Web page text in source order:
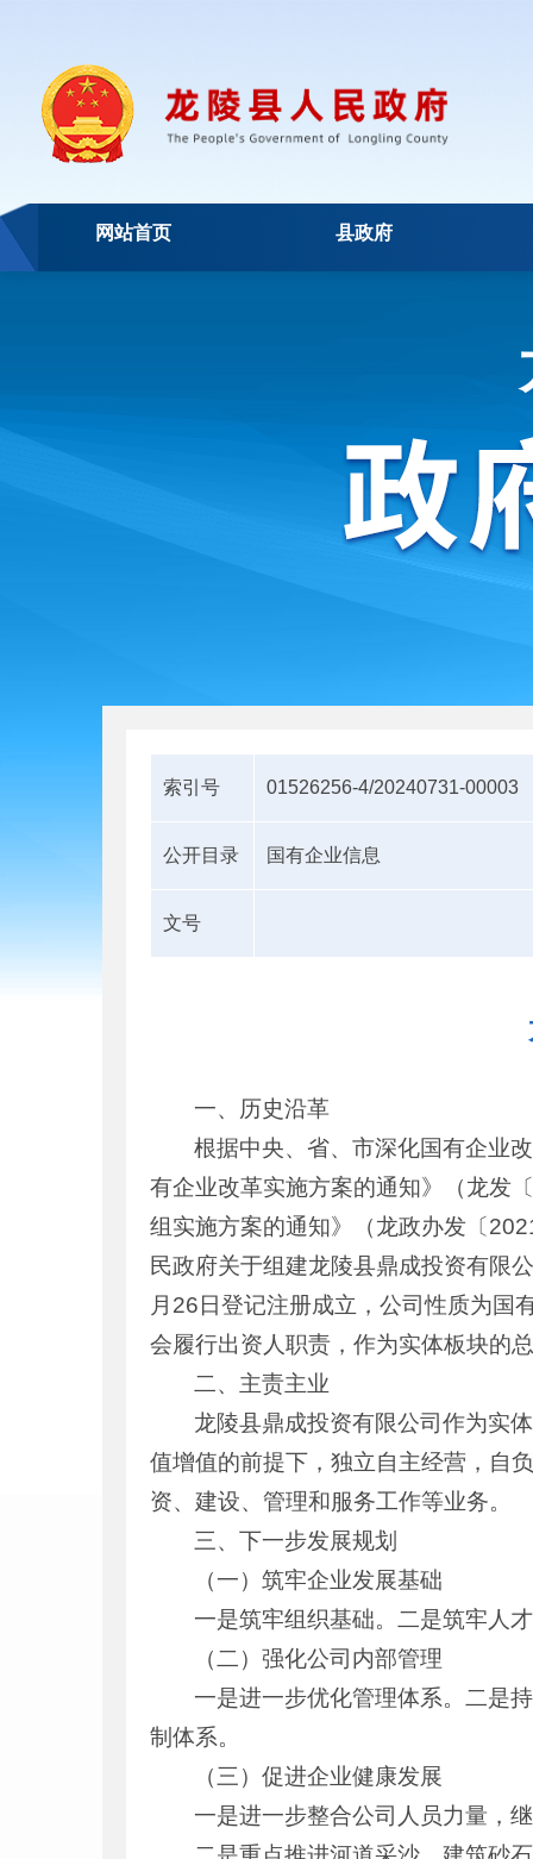
网站首页 县政府
索引号 01526256-4/20240731-00003
公开目录 国有企业信息
文号
一、历史沿革
根据中央、省、市深化国有企业
有企业改革实施方案的通知》（龙发
组实施方案的通知》（龙政办发〔
民政府关于组建龙陵县鼎成投资有限
月26日登记注册成立，公司性质为国
会履行出资人职责，作为实体板块的
二、主责主业
龙陵县鼎成投资有限公司作为实
值增值的前提下，独立自主经营，自
资、建设、管理和服务工作等业务。
三、下一步发展规划
（一）筑牢企业发展基础
一是筑牢组织基础。二是筑牢人
（二）强化公司内部管理
一是进一步优化管理体系。二是
制体系。
（三）促进企业健康发展
一是进一步整合公司人员力量，